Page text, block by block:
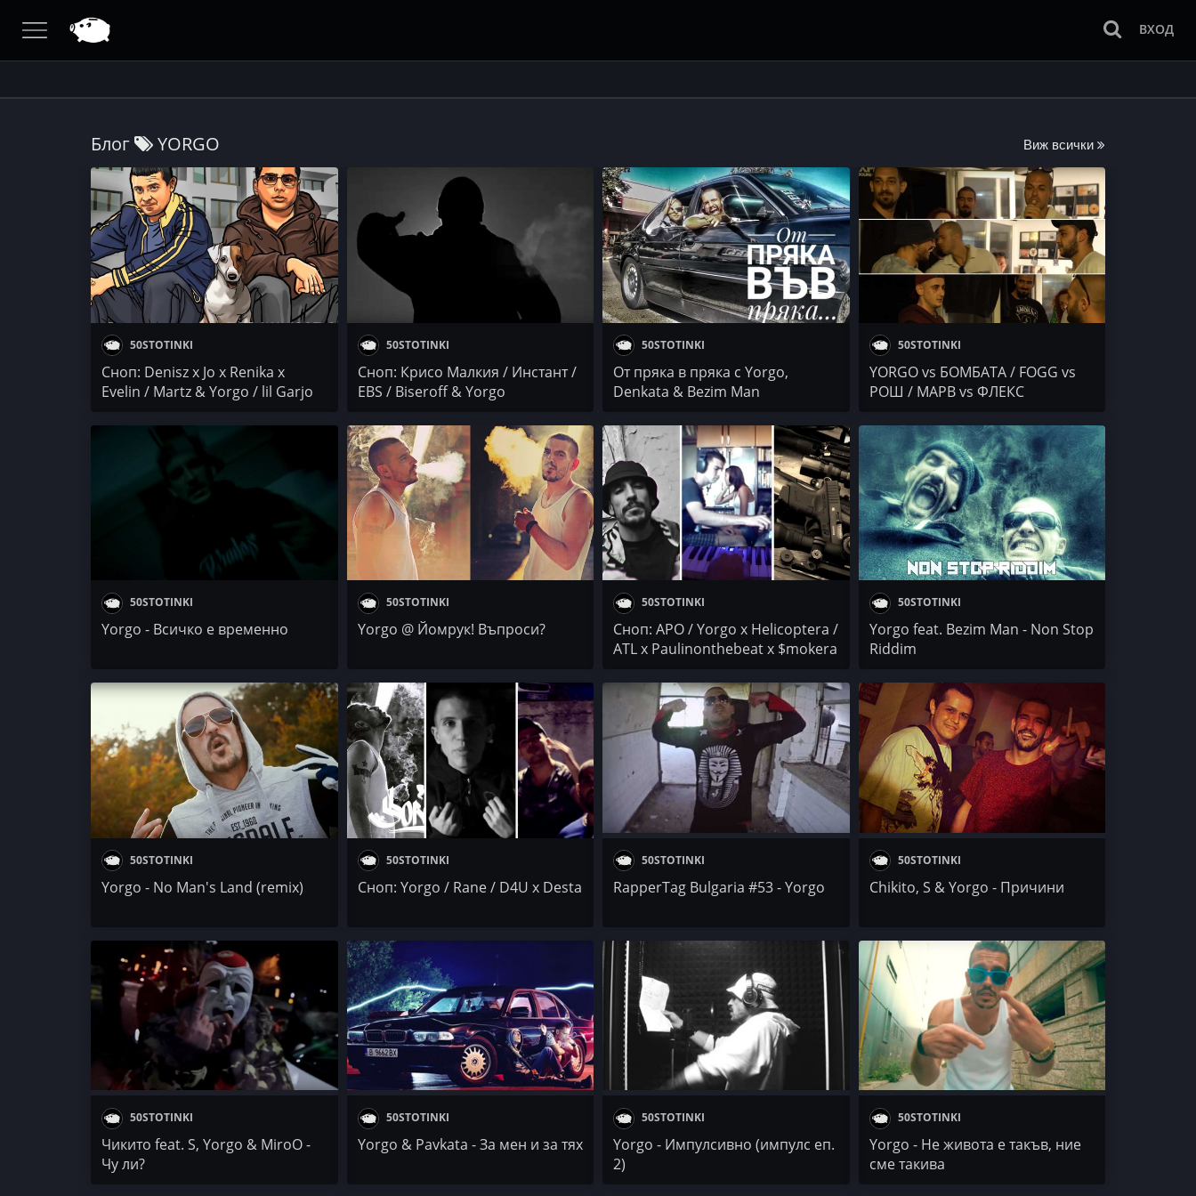
ВХОД
Блог YORGO Виж всички
50STOTINKI
Сноп: Denisz x Jo x Renika x
Evelin / Martz & Yorgo / lil Garjo
50STOTINKI
Сноп: Крисо Малкия / Инстант /
EBS / Biseroff & Yorgo
50STOTINKI
От пряка в пряка с Yorgo,
Denkata & Bezim Man
50STOTINKI
YORGO vs БОМБАТА / FOGG vs
РОШ / МАРВ vs ФЛЕКС
50STOTINKI
Yorgo - Всичко е временно
50STOTINKI
Yorgo @ Йомрук! Въпроси?
50STOTINKI
Сноп: APO / Yorgo x Helicoptera /
ATL x Paulinonthebeat x $mokera
50STOTINKI
Yorgo feat. Bezim Man - Non Stop
Riddim
50STOTINKI
Yorgo - No Man's Land (remix)
50STOTINKI
Сноп: Yorgo / Rane / D4U x Desta
50STOTINKI
RapperTag Bulgaria #53 - Yorgo
50STOTINKI
Chikito, S & Yorgo - Причини
50STOTINKI
Чикито feat. S, Yorgo & MiroO -
Чу ли?
50STOTINKI
Yorgo & Pavkata - За мен и за тях
50STOTINKI
Yorgo - Импулсивно (импулс еп.
2)
50STOTINKI
Yorgo - Не живота е такъв, ние
сме такива